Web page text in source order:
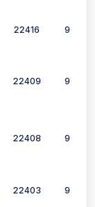
22416 9
22409 9
22408 9
22403 9